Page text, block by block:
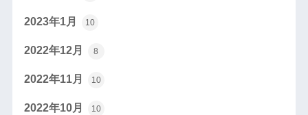
2023年1月 10
2022年12月 8
2022年11月 10
2022年10月 10